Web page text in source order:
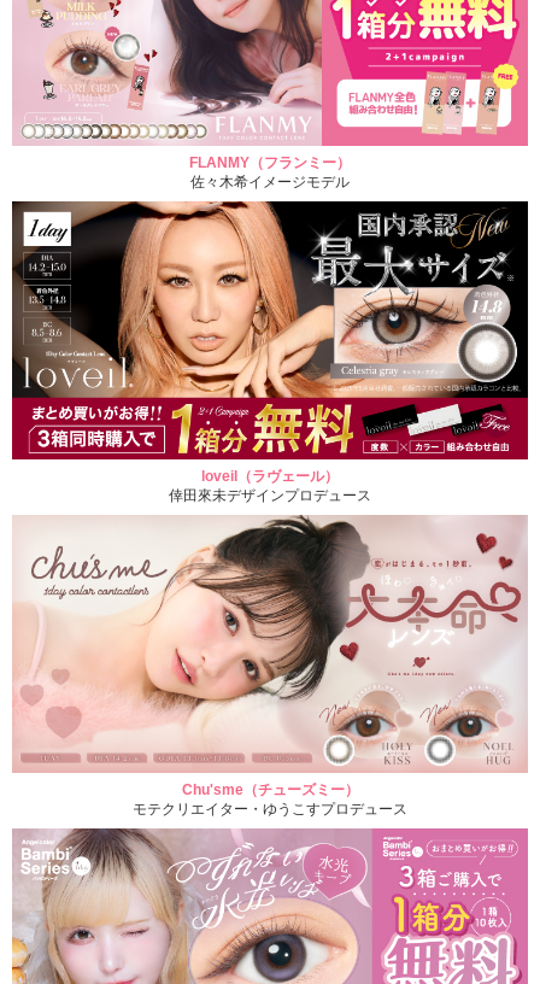
FLANMY（フランミー）
佐々木希イメージモデル
loveil（ラヴェール）
倖田來未デザインプロデュース
Chu'sme（チューズミー）
モテクリエイター・ゆうこすプロデュース